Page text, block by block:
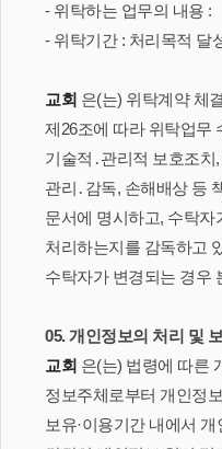
- 위탁하는 업무의 내용 :
- 위탁기간 : 처리목적 달
교회 은(는) 위탁계약 체
제26조에 따라 위탁업무
기술적․관리적 보호조치
관리․감독, 손해배상 등
문서에 명시하고, 수탁자
처리하는지를 감독하고
수탁자가 변경되는 경우
05. 개인정보의 처리 및
교회 은(는) 법령에 따른
정보주체로부터 개인정
보유·이용기간 내에서